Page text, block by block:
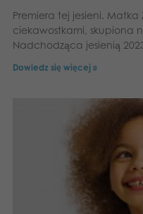
Premiera tej jesieni.
ciekawostkami, skupiona
Nadchodząca jesienią
Dowiedz się więcej »